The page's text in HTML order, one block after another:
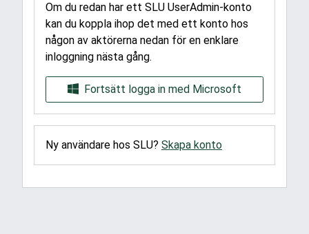
Om du redan har ett SLU UserAdmin-konto
kan du koppla ihop det med ett konto hos
någon av aktörerna nedan för en enklare
inloggning nästa gång.
Fortsätt logga in med Microsoft
Ny användare hos SLU? Skapa konto